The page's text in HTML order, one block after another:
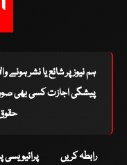
ہم نیوز پر شائع یا نشر ہونے
پیشگی اجازت کسی بھی
حقوق
رابطہ کریں پرائیویسی